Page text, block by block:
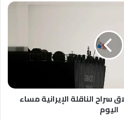
الناقلة الإيرانية مساء
اليوم